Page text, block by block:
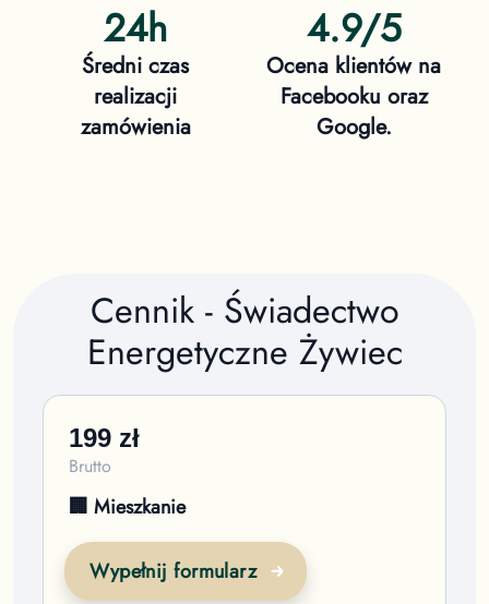
24h
Średni czas
realizacji
zamówienia
4.9/5
Ocena klientów na
Facebooku oraz
Google.
Cennik - Świadectwo
Energetyczne Żywiec
199 zł
Brutto
🏢 Mieszkanie
Wypełnij formularz